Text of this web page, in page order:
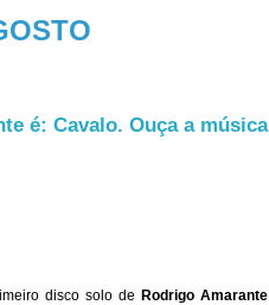
é: Cavalo. Ouça a música
disco solo de Rodrigo Amarante